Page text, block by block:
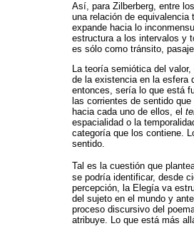
Así, para Zilberberg, entre
una relación de
expande hacia lo
estructura a los intervalos y
es sólo como tránsito,
La teoría semiótica del
de la existencia en la esfera
entonces, sería lo que está
las corrientes de sentido
hacia cada uno de ellos, el
espacialidad o la
categoría que los contiene.
sentido.
Tal es la cuestión que
se podría identificar, desde
percepción, la Elegía va
del sujeto en el mundo y
proceso discursivo del
atribuye. Lo que está más